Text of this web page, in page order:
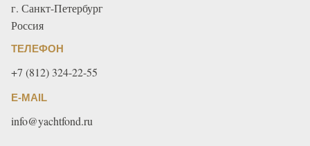
г. Санкт-Петербург
Россия
ТЕЛЕФОН
+7 (812) 324-22-55
E-MAIL
info@yachtfond.ru